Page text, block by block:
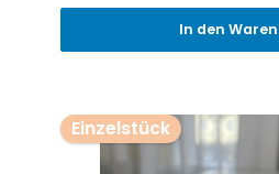
In den
Einzelstück